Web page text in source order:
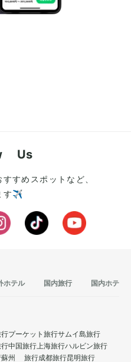
Us
すめスポットなど、
す✈️
ホテル 国内旅行 国内ホテル
プーケット旅行サムイ島旅行
行中国旅行上海旅行ハルビン旅行
蘇州 旅行成都旅行昆明旅行